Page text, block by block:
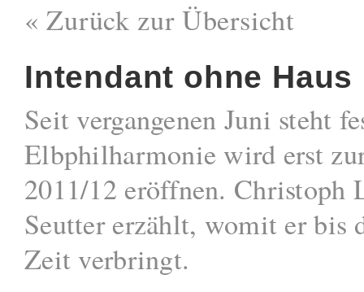
« Zurück zur Übersicht
Intendant ohne Haus
Seit vergangenen Juni steht
Elbphilharmonie wird erst
2011/12 eröffnen. Christoph
Seutter erzählt, womit er bis
Zeit verbringt.